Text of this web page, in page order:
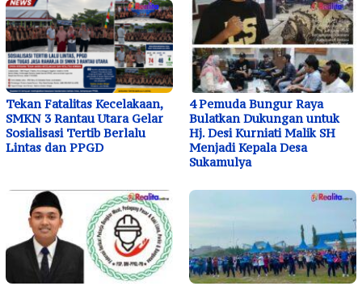
Tekan Fatalitas Kecelakaan,
SMKN 3 Rantau Utara Gelar
Sosialisasi Tertib Berlalu
Lintas dan PPGD
4 Pemuda Bungur Raya
Bulatkan Dukungan untuk
Hj. Desi Kurniati Malik SH
Menjadi Kepala Desa
Sukamulya